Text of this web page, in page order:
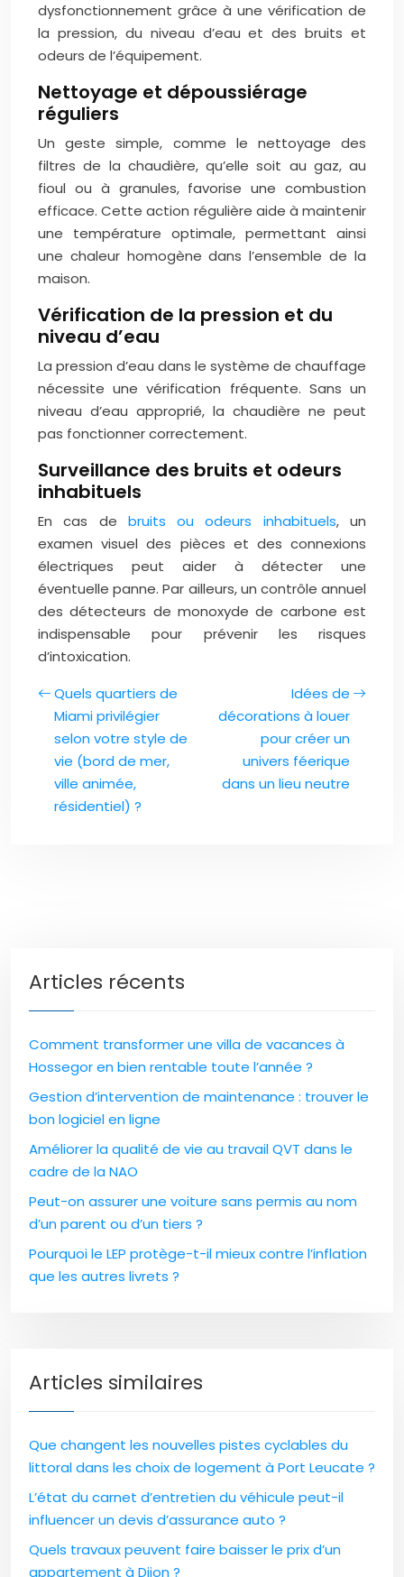
dysfonctionnement grâce à une vérification de
la pression, du niveau d’eau et des bruits et
odeurs de l’équipement.
Nettoyage et dépoussiérage
réguliers
Un geste simple, comme le nettoyage des
filtres de la chaudière, qu’elle soit au gaz, au
fioul ou à granules, favorise une combustion
efficace. Cette action régulière aide à maintenir
une température optimale, permettant ainsi
une chaleur homogène dans l’ensemble de la
maison.
Vérification de la pression et du
niveau d’eau
La pression d’eau dans le système de chauffage
nécessite une vérification fréquente. Sans un
niveau d’eau approprié, la chaudière ne peut
pas fonctionner correctement.
Surveillance des bruits et odeurs
inhabituels
En cas de bruits ou odeurs inhabituels, un
examen visuel des pièces et des connexions
électriques peut aider à détecter une
éventuelle panne. Par ailleurs, un contrôle annuel
des détecteurs de monoxyde de carbone est
indispensable pour prévenir les risques
d’intoxication.
Quels quartiers de
Miami privilégier
selon votre style de
vie (bord de mer,
ville animée,
résidentiel) ?
Idées de
décorations à louer
pour créer un
univers féerique
dans un lieu neutre
Articles récents
Comment transformer une villa de vacances à
Hossegor en bien rentable toute l’année ?
Gestion d’intervention de maintenance : trouver le
bon logiciel en ligne
Améliorer la qualité de vie au travail QVT dans le
cadre de la NAO
Peut-on assurer une voiture sans permis au nom
d’un parent ou d’un tiers ?
Pourquoi le LEP protège-t-il mieux contre l’inflation
que les autres livrets ?
Articles similaires
Que changent les nouvelles pistes cyclables du
littoral dans les choix de logement à Port Leucate ?
L’état du carnet d’entretien du véhicule peut-il
influencer un devis d’assurance auto ?
Quels travaux peuvent faire baisser le prix d’un
appartement à Dijon ?